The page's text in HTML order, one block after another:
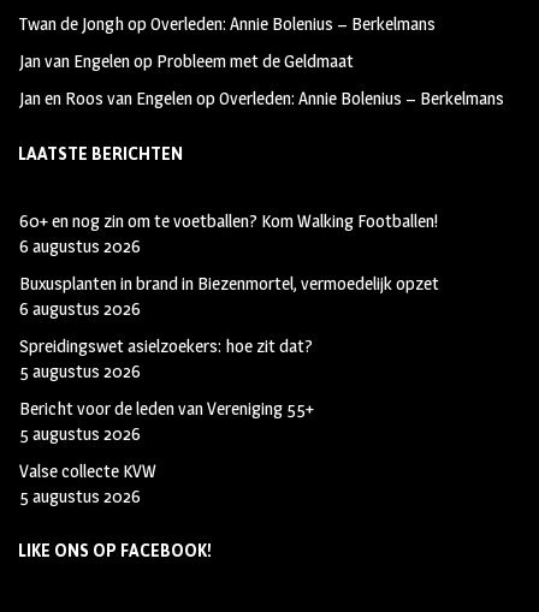
Twan de JonghopOverleden: Annie Bolenius – Berkelmans
Jan van Engelenop Probleem met de Geldmaat
Jan en Roos van EngelenopOverleden: Annie Bolenius – Berkelmans
LAATSTE BERICHTEN
60+ en nog zin om te voetballen? Kom Walking Footballen!
6 augustus 2026
Buxusplanten in brand in Biezenmortel, vermoedelijk opzet
6 augustus 2026
Spreidingswet asielzoekers: hoe zit dat?
5 augustus 2026
Bericht voor de leden van Vereniging 55+
5 augustus 2026
Valse collecte KVW
5 augustus 2026
LIKE ONS OP FACEBOOK!